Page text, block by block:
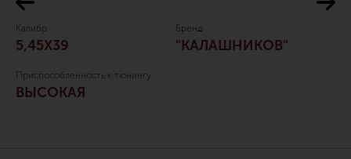
Калибр
5,45Х39
Бренд
"КАЛАШНИКОВ"
Приспособленность к тюнингу
ВЫСОКАЯ